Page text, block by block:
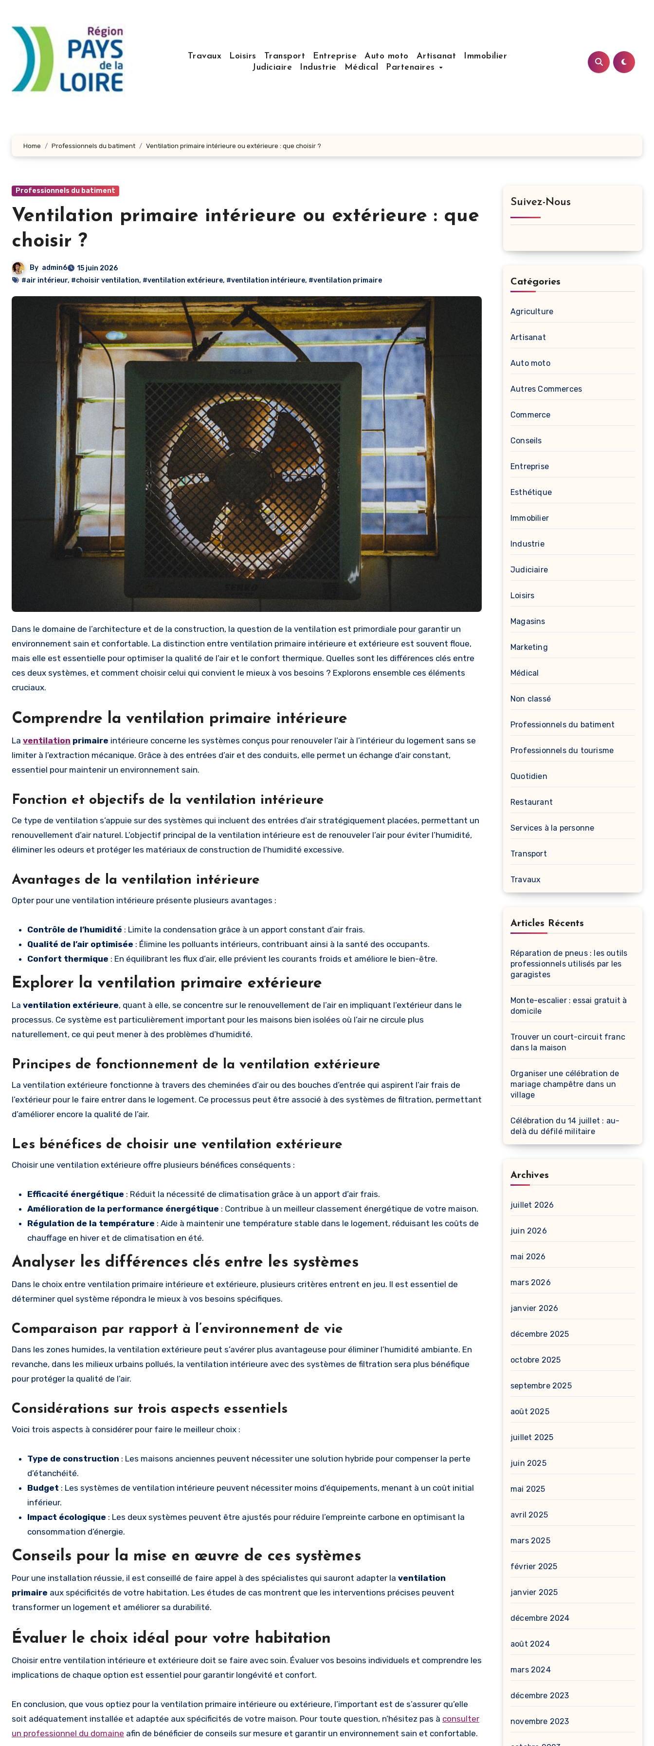
contenu
principal
Travaux
Loisirs Transport Entreprise Auto moto Artisanat
Immobilier
Judiciaire
Industrie Médical Partenaires
Home Professionnels du batiment Ventilation primaire intérieure ou extérieure : que choisir ?
Professionnels du batiment
Ventilation primaire intérieure ou extérieure : que
choisir ?
By admin6
15 juin 2026
#air intérieur, #choisir ventilation, #ventilation extérieure, #ventilation intérieure, #ventilation primaire
Dans le domaine de l’architecture et de la construction, la question de la ventilation est primordiale pour garantir un
environnement sain et confortable. La distinction entre ventilation primaire intérieure et extérieure est souvent floue,
mais elle est essentielle pour optimiser la qualité de l’air et le confort thermique. Quelles sont les différences clés entre
ces deux systèmes, et comment choisir celui qui convient le mieux à vos besoins ? Explorons ensemble ces éléments
cruciaux.
Comprendre la ventilation primaire intérieure
La ventilation primaire intérieure concerne les systèmes conçus pour renouveler l’air à l’intérieur du logement sans se
limiter à l’extraction mécanique. Grâce à des entrées d’air et des conduits, elle permet un échange d’air constant,
essentiel pour maintenir un environnement sain.
Fonction et objectifs de la ventilation intérieure
Ce type de ventilation s’appuie sur des systèmes qui incluent des entrées d’air stratégiquement placées, permettant un
renouvellement d’air naturel. L’objectif principal de la ventilation intérieure est de renouveler l’air pour éviter l’humidité,
éliminer les odeurs et protéger les matériaux de construction de l’humidité excessive.
Avantages de la ventilation intérieure
Opter pour une ventilation intérieure présente plusieurs avantages :
Contrôle de l’humidité : Limite la condensation grâce à un apport constant d’air frais.
Qualité de l’air optimisée : Élimine les polluants intérieurs, contribuant ainsi à la santé des occupants.
Confort thermique : En équilibrant les flux d’air, elle prévient les courants froids et améliore le bien-être.
Explorer la ventilation primaire extérieure
La ventilation extérieure, quant à elle, se concentre sur le renouvellement de l’air en impliquant l’extérieur dans le
processus. Ce système est particulièrement important pour les maisons bien isolées où l’air ne circule plus
naturellement, ce qui peut mener à des problèmes d’humidité.
Principes de fonctionnement de la ventilation extérieure
La ventilation extérieure fonctionne à travers des cheminées d’air ou des bouches d’entrée qui aspirent l’air frais de
l’extérieur pour le faire entrer dans le logement. Ce processus peut être associé à des systèmes de filtration, permettant
d’améliorer encore la qualité de l’air.
Les bénéfices de choisir une ventilation extérieure
Choisir une ventilation extérieure offre plusieurs bénéfices conséquents :
Efficacité énergétique : Réduit la nécessité de climatisation grâce à un apport d’air frais.
Amélioration de la performance énergétique : Contribue à un meilleur classement énergétique de votre maison.
Régulation de la température : Aide à maintenir une température stable dans le logement, réduisant les coûts de
chauffage en hiver et de climatisation en été.
Analyser les différences clés entre les systèmes
Dans le choix entre ventilation primaire intérieure et extérieure, plusieurs critères entrent en jeu. Il est essentiel de
déterminer quel système répondra le mieux à vos besoins spécifiques.
Comparaison par rapport à l’environnement de vie
Dans les zones humides, la ventilation extérieure peut s’avérer plus avantageuse pour éliminer l’humidité ambiante. En
revanche, dans les milieux urbains pollués, la ventilation intérieure avec des systèmes de filtration sera plus bénéfique
pour protéger la qualité de l’air.
Considérations sur trois aspects essentiels
Voici trois aspects à considérer pour faire le meilleur choix :
Type de construction : Les maisons anciennes peuvent nécessiter une solution hybride pour compenser la perte
d’étanchéité.
Budget : Les systèmes de ventilation intérieure peuvent nécessiter moins d’équipements, menant à un coût initial
inférieur.
Impact écologique : Les deux systèmes peuvent être ajustés pour réduire l’empreinte carbone en optimisant la
consommation d’énergie.
Conseils pour la mise en œuvre de ces systèmes
Pour une installation réussie, il est conseillé de faire appel à des spécialistes qui sauront adapter la ventilation
primaire aux spécificités de votre habitation. Les études de cas montrent que les interventions précises peuvent
transformer un logement et améliorer sa durabilité.
Évaluer le choix idéal pour votre habitation
Choisir entre ventilation intérieure et extérieure doit se faire avec soin. Évaluer vos besoins individuels et comprendre les
implications de chaque option est essentiel pour garantir longévité et confort.
En conclusion, que vous optiez pour la ventilation primaire intérieure ou extérieure, l’important est de s’assurer qu’elle
soit adéquatement installée et adaptée aux spécificités de votre maison. Pour toute question, n’hésitez pas à consulter
un professionnel du domaine afin de bénéficier de conseils sur mesure et garantir un environnement sain et confortable.
Suivez-Nous
Catégories
Agriculture
Artisanat
Auto moto
Autres Commerces
Commerce
Conseils
Entreprise
Esthétique
Immobilier
Industrie
Judiciaire
Loisirs
Magasins
Marketing
Médical
Non classé
Professionnels du batiment
Professionnels du tourisme
Quotidien
Restaurant
Services à la personne
Transport
Travaux
Articles Récents
Réparation de pneus : les outils
professionnels utilisés par les
garagistes
Monte-escalier : essai gratuit à
domicile
Trouver un court-circuit franc
dans la maison
Organiser une célébration de
mariage champêtre dans un
village
Célébration du 14 juillet : au-
delà du défilé militaire
Archives
juillet 2026
juin 2026
mai 2026
mars 2026
janvier 2026
décembre 2025
octobre 2025
septembre 2025
août 2025
juillet 2025
juin 2025
mai 2025
avril 2025
mars 2025
février 2025
janvier 2025
décembre 2024
août 2024
mars 2024
décembre 2023
novembre 2023